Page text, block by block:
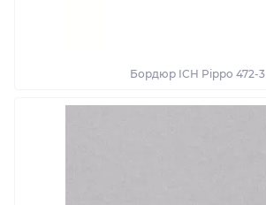
Бордюр ICH Pippo 472-3